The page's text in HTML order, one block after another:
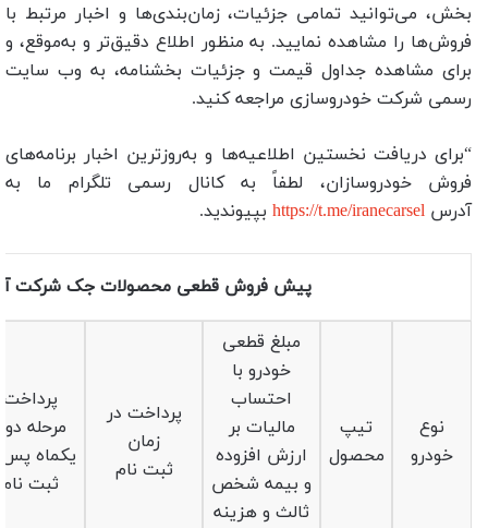
بخش، می‌توانید تمامی جزئیات، زمان‌بندی‌ها و اخبار مرتبط با
فروش‌ها را مشاهده نمایید. به منظور اطلاع دقیق‌تر و به‌موقع، و
برای مشاهده جداول قیمت و جزئیات بخشنامه، به وب سایت
رسمی شرکت خودروسازی مراجعه کنید.
“برای دریافت نخستین اطلاعیه‌ها و به‌روزترین اخبار برنامه‌های
فروش خودروسازان، لطفاً به کانال رسمی تلگرام ما به
آدرس https://t.me/iranecarsel بپیوندید.
پیش فروش قطعی محصولات جک شرکت
نوع
خودرو
تیپ
محصول
مبلغ قطعی
خودرو با
احتساب
مالیات بر
ارزش افزوده
و بیمه شخص
ثالث و هزینه
پرداخت در
زمان
ثبت نام
پرداخت
مرحله
یکماه پس
ثبت نام